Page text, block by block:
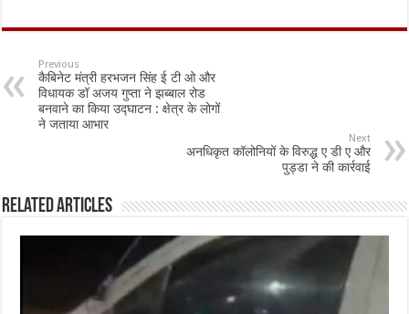
e
b
o
o
at
sA
p
p
ai
l
ar
e
Previous
कैबिनेट मंत्री हरभजन सिंह ई टी ओ और
विधायक डॉ अजय गुप्ता ने झब्बाल रोड
बनवाने का किया उद्घाटन : क्षेत्र के लोगों
ने जताया आभार
Next
अनधिकृत कॉलोनियों के विरुद्ध ए डी ए और
पुड्डा ने की कार्रवाई
Related Articles